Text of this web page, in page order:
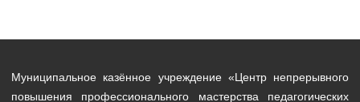
Муниципальное казённое учреждение «Центр непрерывного
повышения профессионального мастерства педагогических